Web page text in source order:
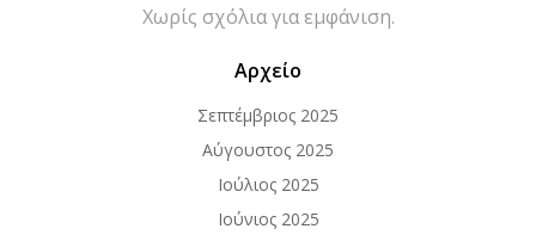
Χωρίς σχόλια για εμφάνιση.
Aρχείο
Σεπτέμβριος 2025
Αύγουστος 2025
Ιούλιος 2025
Ιούνιος 2025